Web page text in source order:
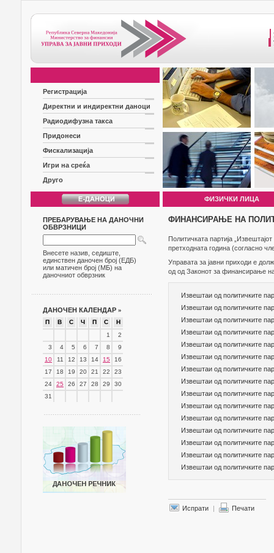
Регистрација
Директни и индиректни даноци
Радиодифузна такса
Придонеси
Фискализација
Игри на среќа
Друго
ФИЗИЧКИ ЛИЦА
ПРЕБАРУВАЊЕ НА ДАНОЧНИ
ОБВРЗНИЦИ
Внесете назив, седиште,
единствен даночен број (ЕДБ)
или матичен број (МБ) на
даночниот обврзник
ДАНОЧЕН КАЛЕНДАР »
П В С Ч П С
Н
1
2
3
4 5 6 7 8
9
10
11 12 13 14 15
16
17
18 19 20 21 22
23
24
25 26 27 28 29
30
31
ФИНАНСИРАЊЕ НА
Политичката партија
претходната година (согласно
Управата за јавни приходи е
од од Законот за финансирање
Извештаи од политичките
Извештаи од политичките
Извештаи од политичките
Извештаи од политичките
Извештаи од политичките
Извештаи од политичките
Извештаи од политичките
Извештаи од политичките
Извештаи од политичките
Извештаи од политичките
Извештаи од политичките
Извештаи од политичките
Извештаи од политичките
Извештаи од политичките
Извештаи од политичките
Испрати | Печати